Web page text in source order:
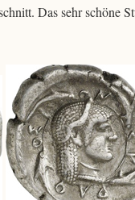
Das sehr schöne